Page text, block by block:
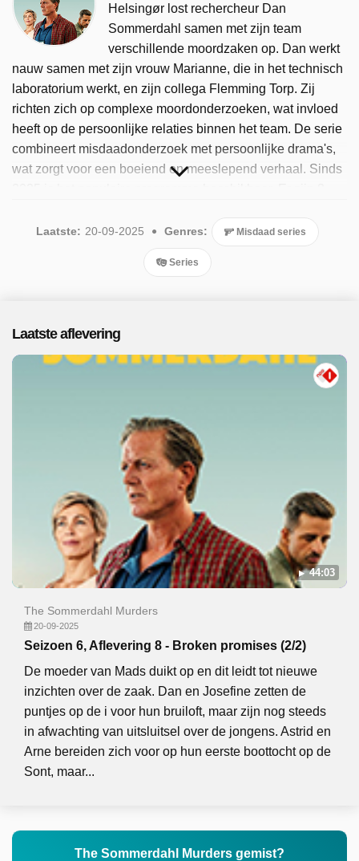
Helsingør lost rechercheur Dan
Sommerdahl samen met zijn team
verschillende moordzaken op. Dan werkt
nauw samen met zijn vrouw Marianne, die in het technisch
laboratorium werkt, en zijn collega Flemming Torp. Zij
richten zich op complexe moordonderzoeken, wat invloed
heeft op de persoonlijke relaties binnen het team. De serie
combineert misdaadonderzoek met persoonlijke drama's,
wat zorgt voor een boeiend en meeslepend verhaal. Sinds
2025.Laatste: 20-09-2025 Genres: Misdaad series
Series
Laatste aflevering
44:03
The Sommerdahl Murders
20-09-2025
Seizoen 6, Aflevering 8 - Broken promises (2/2)
De moeder van Mads duikt op en dit leidt tot nieuwe
inzichten over de zaak. Dan en Josefine zetten de
puntjes op de i voor hun bruiloft, maar zijn nog steeds
in afwachting van uitsluitsel over de jongens. Astrid en
Arne bereiden zich voor op hun eerste boottocht op de
Sont, maar...
The Sommerdahl Murders gemist?